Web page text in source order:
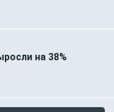
на 38%